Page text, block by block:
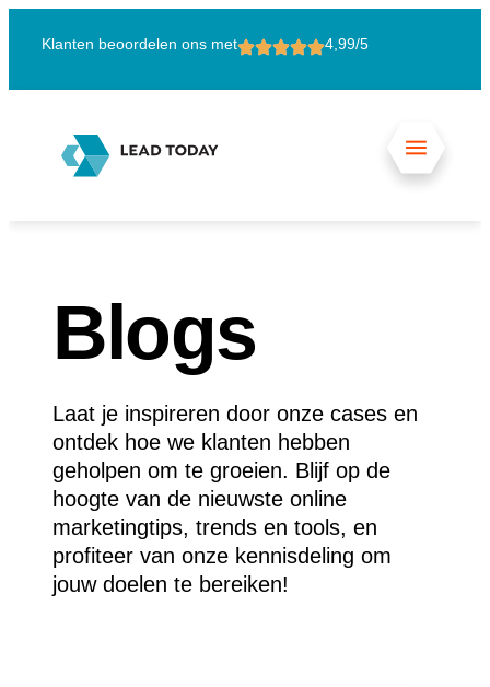
Klanten beoordelen ons met 4,99/5
Blogs
Laat je inspireren door onze cases en
ontdek hoe we klanten hebben
geholpen om te groeien. Blijf op de
hoogte van de nieuwste online
marketingtips, trends en tools, en
profiteer van onze kennisdeling om
jouw doelen te bereiken!